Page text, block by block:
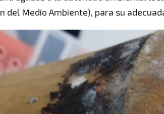
del Medio Ambiente), para su